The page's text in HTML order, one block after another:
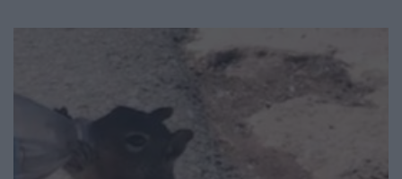
and Grill στη Ζάκυνθο να πιει τα σφηνάκια προκειμένου